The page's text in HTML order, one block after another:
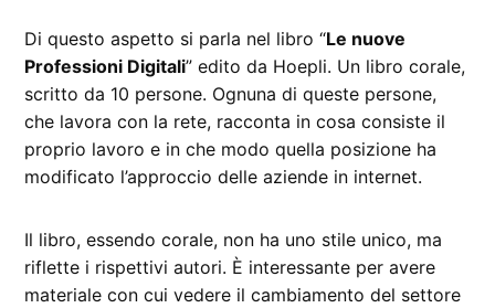
Di questo aspetto si parla nel libro “Le nuove
Professioni Digitali” edito da Hoepli. Un libro corale,
scritto da 10 persone. Ognuna di queste persone,
che lavora con la rete, racconta in cosa consiste il
proprio lavoro e in che modo quella posizione ha
modificato l’approccio delle aziende in internet.
Il libro, essendo corale, non ha uno stile unico, ma
riflette i rispettivi autori. È interessante per avere
materiale con cui vedere il cambiamento del settore